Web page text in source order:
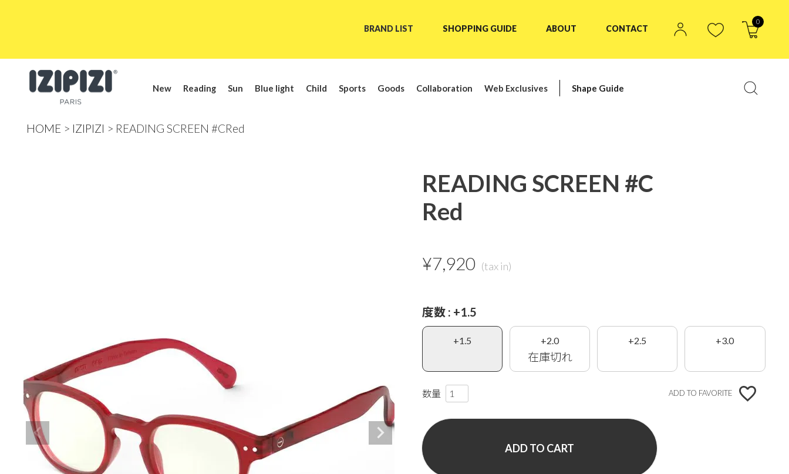
BRAND LIST SHOPPING GUIDE ABOUT CONTACT
0
New Reading Sun Blue light Child Sports Goods Collaboration Web Exclusives Shape Guide
HOME IZIPIZI READING SCREEN #CRed
READING SCREEN #C
Red
¥7,920
度数 +1.5
+1.5 +2.0
在庫切れ
+2.5 +3.0
ADD TO FAVORITE
ADD TO CART